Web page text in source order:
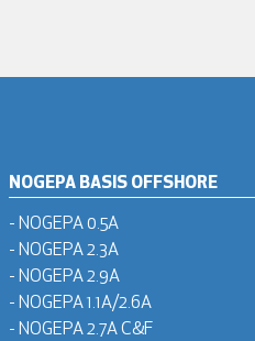
NOGEPA BASIS OFFSHORE
- NOGEPA 0.5A
- NOGEPA 2.3A
- NOGEPA 2.9A
- NOGEPA 1.1A/2.6A
- NOGEPA 2.7A C&F